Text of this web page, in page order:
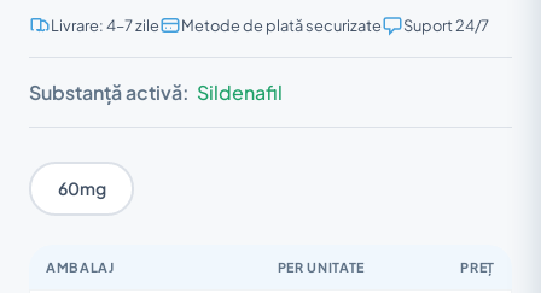
Livrare: 4–7 zile Metode de plată securizate Suport 24/7
Substanță activă: Sildenafil
60mg
AMBALAJ PER UNITATE PREȚ